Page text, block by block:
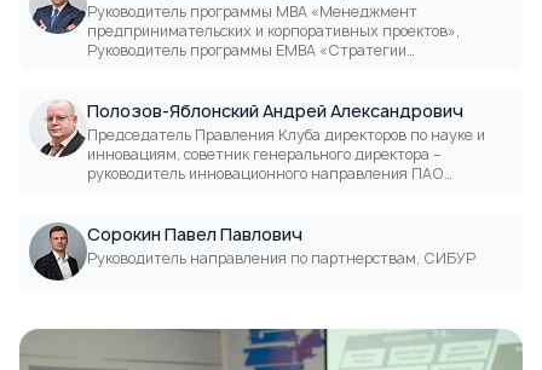
Руководитель программы МВА «Менеджмент
предпринимательских и корпоративных проектов»,
Руководитель программы ЕМВА «Стратегии
устойчивого развития», Отраслевой эксперт
Аналитического центра при Правительстве РФ.
Полозов-Яблонский Андрей Александрович
Председатель Правления Клуба директоров по науке и
инновациям, советник генерального директора –
руководитель инновационного направления ПАО
Сорокин Павел Павлович
Руководитель направления по партнерствам, СИБУР